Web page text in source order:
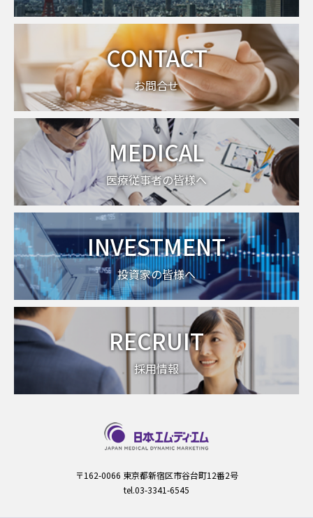
CONTACT
お問合せ
MEDICAL
医療従事者の皆様へ
INVESTMENT
投資家の皆様へ
RECRUIT
採用情報
〒162-0066 東京都新宿区市谷台町12番2号
tel.03-3341-6545